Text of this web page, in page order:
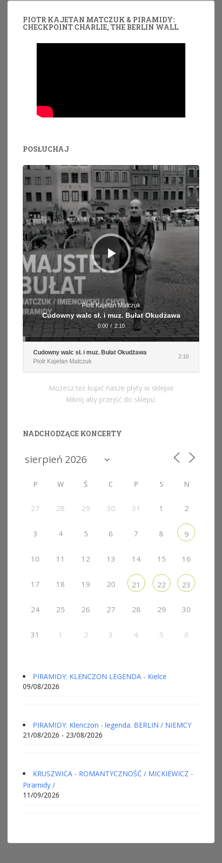
PIOTR KAJETAN MATCZUK & PIRAMIDY:
CHECKPOINT CHARLIE, THE BERLIN WALL
POSŁUCHAJ
Odtwarzacz
dźwiękowych
Piotr Kajetan Matczuk
Cudowny walc sł. i muz. Bułat Okudżawa
0:00 / 2:10
Cudowny walc sł. i muz. Bułat Okudżawa
Piotr Kajetan Matczuk
2:10
Możesz też kupić nasze płyty w sklepie
kliknij aby przejść do sklepu.
NADCHODZĄCE KONCERTY
P W Ś C P S N
27 28 29 30 31 1 2
3 4 5 6 7 8 9
10 11 12 13 14 15 16
17 18 19 20 21 22 23
24 25 26 27 28 29 30
31 1 2 3 4 5 6
PIRAMIDY: KLENCZON LEGENDA - Kielce
09/08/2026
PIRAMIDY: Klenczon - legenda. BERLIN / NIEMCY
21/08/2026 - 23/08/2026
KRUSZWICA - ROMANTYCZNOŚĆ / MICKIEWICZ -
Piramidy /
11/09/2026